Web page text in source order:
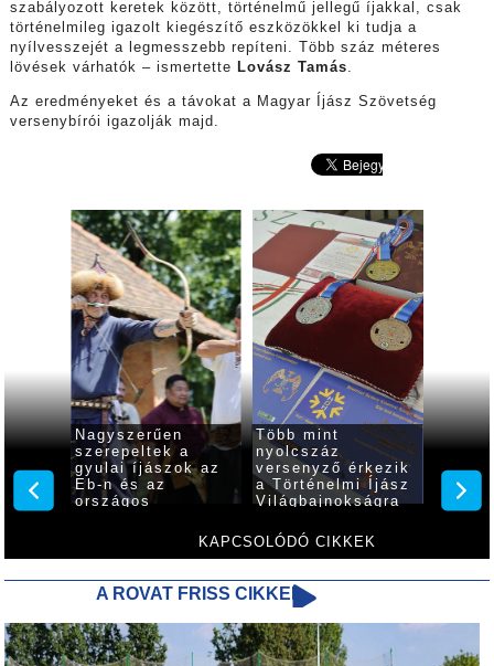
szabályozott keretek között, történelmű jellegű íjakkal, csak
történelmileg igazolt kiegészítő eszközökkel ki tudja a
nyílvesszejét a legmesszebb repíteni. Több száz méteres
lövések várhatók – ismertette Lovász Tamás.
Az eredményeket és a távokat a Magyar Íjász Szövetség
versenybírói igazolják majd.
KAPCSOLÓDÓ CIKKEK
Nagyszerűen
szerepeltek a
gyulai íjászok az
Eb-n és az
országos
Több mint
nyolcszáz
versenyző érkezik
a Történelmi Íjász
Világbajnokságra
Íjász
A ROVAT FRISS CIKKEI